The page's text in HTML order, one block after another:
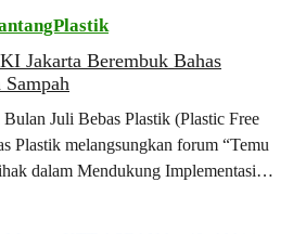
Jakarta Berembuk Bahas
Juli Bebas Plastik (Plastic Free
Plastik melangsungkan forum “Temu
dalam Mendukung Implementasi
di Jakarta Future Hub, Jakarta
Greenpeace Indonesia, Dietplastik